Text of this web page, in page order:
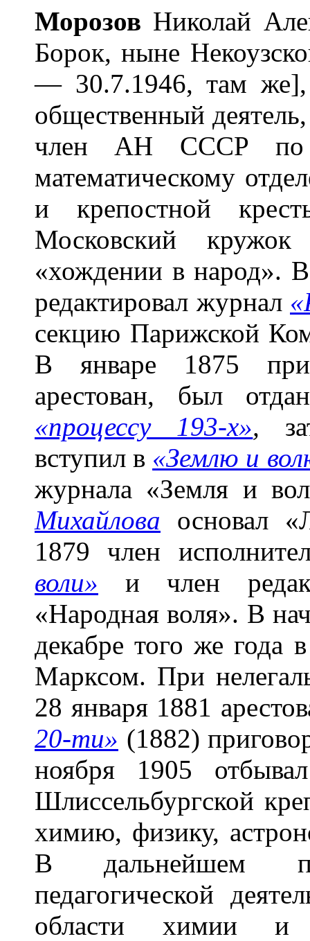
Морозов Николай
Борок, ныне
— 30.7.1946, там же],
общественный
член АН СССР по
математическому
и крепостной
Московский
«хождении в народ».
редактировал журнал
секцию Парижской
В январе 1875
арестован, был
«процессу 193-х»,
вступил в «Землю и
журнала «Земля и
Михайлова основал
1879 член
воли» и член
«Народная воля». В
декабре того же года
Марксом. При
28 января 1881
20-ти» (1882)
ноября 1905
Шлиссельбургской
химию, физику,
В дальнейшем
педагогической
области химии и